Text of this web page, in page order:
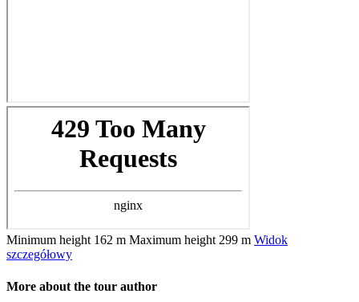
Minimum height 162 m Maximum height 299 m Widok
szczegółowy
More about the tour author